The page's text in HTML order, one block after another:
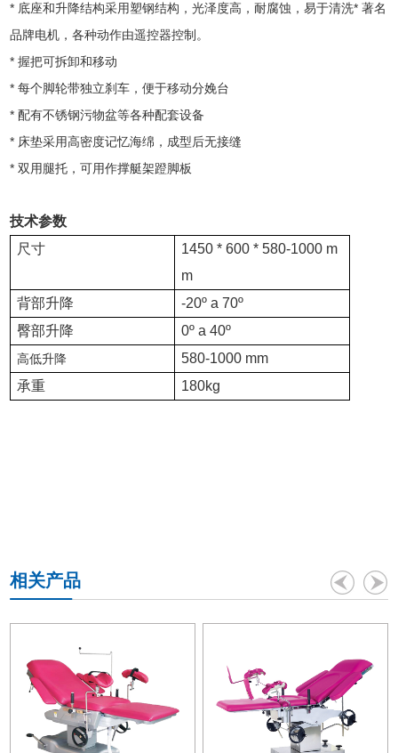
* 底座和升降结构采用塑钢结构，光泽度高，耐腐蚀，易于清洗* 著名
品牌电机，各种动作由遥控器控制。
* 握把可拆卸和移动
* 每个脚轮带独立刹车，便于移动分娩台
* 配有不锈钢污物盆等各种配套设备
* 床垫采用高密度记忆海绵，成型后无接缝
* 双用腿托，可用作撑艇架蹬脚板
技术参数
尺寸
1450 * 600 * 580-1000 m
m
背部升降
-20º a 70º
臀部升降
0º a 40º
高低升降
580-1000 mm
承重
180kg
相关产品